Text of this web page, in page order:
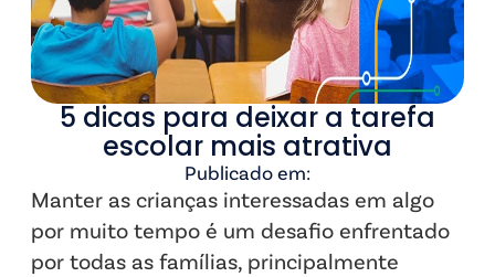
5 dicas para deixar a tarefa
escolar mais atrativa
Publicado em:
Manter as crianças interessadas em algo
por muito tempo é um desafio enfrentado
por todas as famílias, principalmente